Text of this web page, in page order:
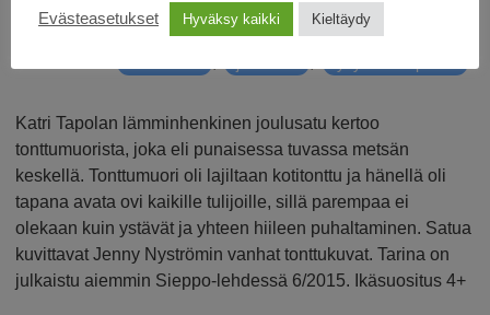
Julkaistu27.11.2016
Katri Tapolan lämminhenkinen joulusatu kertoo
tonttumuorista, joka eli punaisessa tuvassa metsän
keskellä. Tonttumuori oli lajiltaan kotitonttu ja hänellä oli
tapana avata ovi kaikille tulijoille, sillä parempaa ei
olekaan kuin ystävät ja yhteen hiileen puhaltaminen. Satua
kuvittavat Jenny Nyströmin vanhat tonttukuvat. Tarina on
julkaistu aiemmin Sieppo-lehdessä 6/2015. Ikäsuositus 4+
Evästeasetukset Hyväksy kaikki Kieltäydy